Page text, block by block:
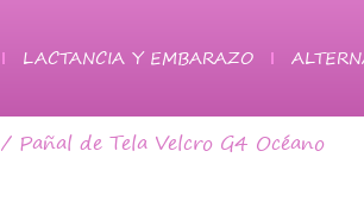
LACTANCIA Y EMBARAZO
/ Pañal de Tela Velcro G4 Océano